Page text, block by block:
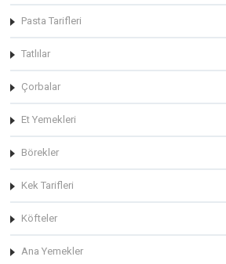
Pasta Tarifleri
Tatlılar
Çorbalar
Et Yemekleri
Börekler
Kek Tarifleri
Köfteler
Ana Yemekler